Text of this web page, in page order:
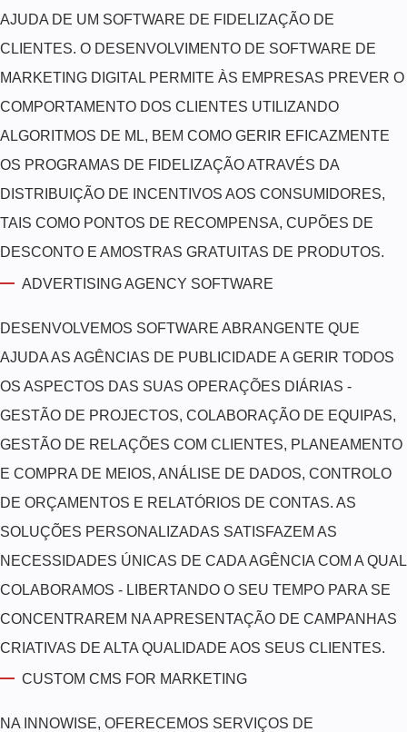
AJUDA DE UM SOFTWARE DE FIDELIZAÇÃO DE
CLIENTES. O DESENVOLVIMENTO DE SOFTWARE DE
MARKETING DIGITAL PERMITE ÀS EMPRESAS PREVER O
COMPORTAMENTO DOS CLIENTES UTILIZANDO
ALGORITMOS DE ML, BEM COMO GERIR EFICAZMENTE
OS PROGRAMAS DE FIDELIZAÇÃO ATRAVÉS DA
DISTRIBUIÇÃO DE INCENTIVOS AOS CONSUMIDORES,
TAIS COMO PONTOS DE RECOMPENSA, CUPÕES DE
DESCONTO E AMOSTRAS GRATUITAS DE PRODUTOS.
ADVERTISING AGENCY SOFTWARE
DESENVOLVEMOS SOFTWARE ABRANGENTE QUE
AJUDA AS AGÊNCIAS DE PUBLICIDADE A GERIR TODOS
OS ASPECTOS DAS SUAS OPERAÇÕES DIÁRIAS -
GESTÃO DE PROJECTOS, COLABORAÇÃO DE EQUIPAS,
GESTÃO DE RELAÇÕES COM CLIENTES, PLANEAMENTO
E COMPRA DE MEIOS, ANÁLISE DE DADOS, CONTROLO
DE ORÇAMENTOS E RELATÓRIOS DE CONTAS. AS
SOLUÇÕES PERSONALIZADAS SATISFAZEM AS
NECESSIDADES ÚNICAS DE CADA AGÊNCIA COM A QUAL
COLABORAMOS - LIBERTANDO O SEU TEMPO PARA SE
CONCENTRAREM NA APRESENTAÇÃO DE CAMPANHAS
CRIATIVAS DE ALTA QUALIDADE AOS SEUS CLIENTES.
CUSTOM CMS FOR MARKETING
NA INNOWISE, OFERECEMOS SERVIÇOS DE